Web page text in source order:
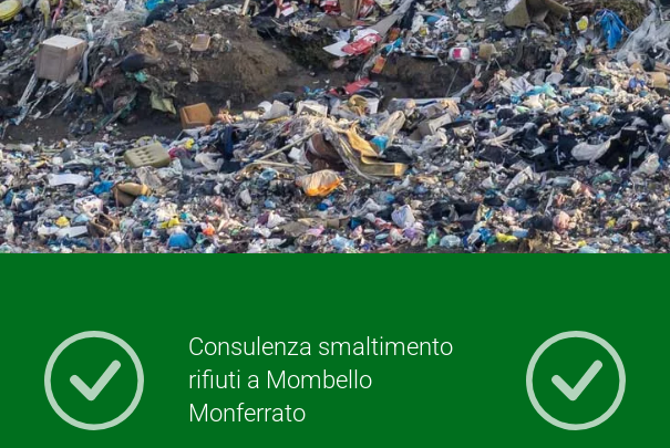
Consulenza smaltimento
rifiuti a Mombello
Monferrato